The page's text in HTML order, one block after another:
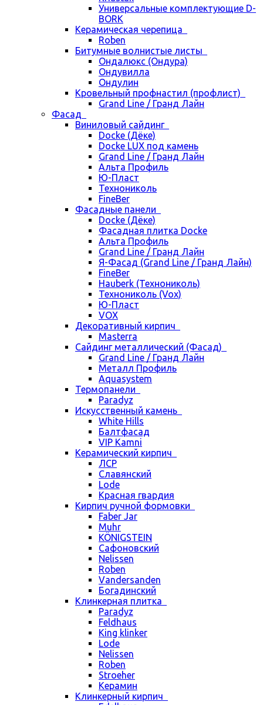
Универсальные комплектующие D-
BORK
Керамическая черепица
Roben
Битумные волнистые листы
Ондалюкс (Ондура)
Ондувилла
Ондулин
Кровельный профнастил (профлист)
Grand Line / Гранд Лайн
Фасад
Виниловый сайдинг
Docke (Дёке)
Docke LUX под камень
Grand Line / Гранд Лайн
Альта Профиль
Ю-Пласт
Технониколь
FineBer
Фасадные панели
Docke (Дёке)
Фасадная плитка Docke
Альта Профиль
Grand Line / Гранд Лайн
Я-Фасад (Grand Line / Гранд Лайн)
FineBer
Hauberk (Технониколь)
Технониколь (Vox)
Ю-Пласт
VOX
Декоративный кирпич
Masterra
Сайдинг металлический (Фасад)
Grand Line / Гранд Лайн
Металл Профиль
Aquasystem
Термопанели
Paradyz
Искусственный камень
White Hills
Балтфасад
VIP Kamni
Керамический кирпич
ЛСР
Славянский
Lode
Красная гвардия
Кирпич ручной формовки
Faber Jar
Muhr
KÖNIGSTEIN
Сафоновский
Nelissen
Roben
Vandersanden
Богадинский
Клинкерная плитка
Paradyz
Feldhaus
King klinker
Lode
Nelissen
Roben
Stroeher
Керамин
Клинкерный кирпич